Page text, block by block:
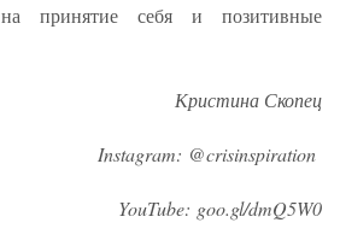
принятие себя и позитивные
Кристина Скопец
Instagram: @crisinspiration
YouTube: goo.gl/dmQ5W0